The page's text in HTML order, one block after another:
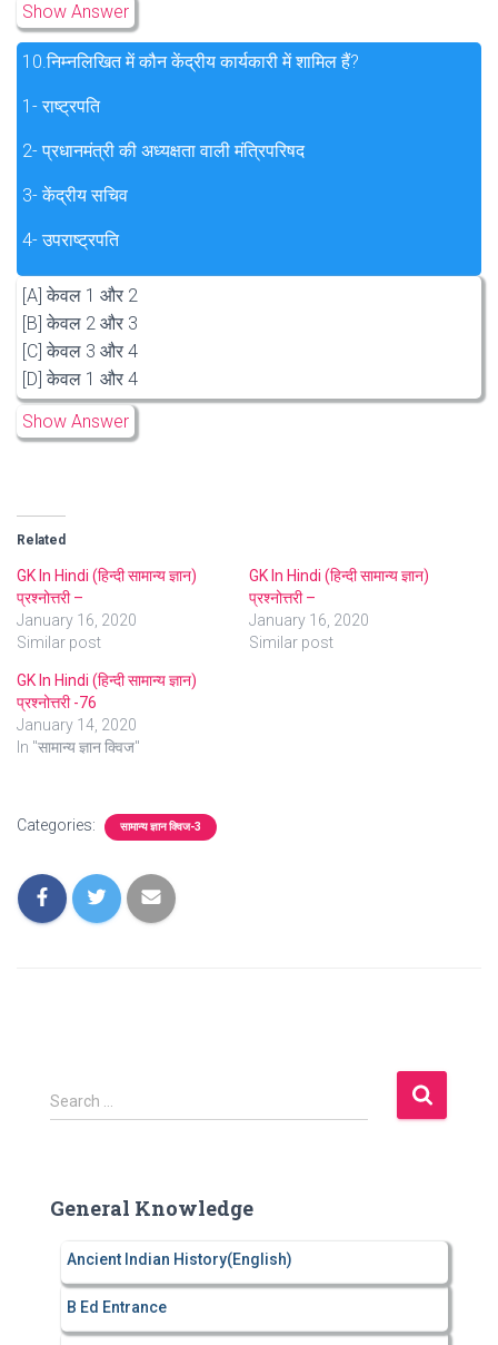
Show Answer
10.निम्नलिखित में कौन केंद्रीय कार्यकारी में शामिल हैं?
1- राष्ट्रपति
2- प्रधानमंत्री की अध्यक्षता वाली मंत्रिपरिषद
3- केंद्रीय सचिव
4- उपराष्ट्रपति
[A] केवल 1 और 2
[B] केवल 2 और 3
[C] केवल 3 और 4
[D] केवल 1 और 4
Show Answer
Related
GK In Hindi (हिन्दी सामान्य ज्ञान)
प्रश्नोत्तरी –
January 16, 2020
Similar post
GK In Hindi (हिन्दी सामान्य ज्ञान)
प्रश्नोत्तरी –
January 16, 2020
Similar post
GK In Hindi (हिन्दी सामान्य ज्ञान)
प्रश्नोत्तरी -76
January 14, 2020
In "सामान्य ज्ञान क्विज"
Categories: सामान्य ज्ञान क्विज-3
S
e
h
Search …
General Knowledge
Ancient Indian History(English)
B Ed Entrance